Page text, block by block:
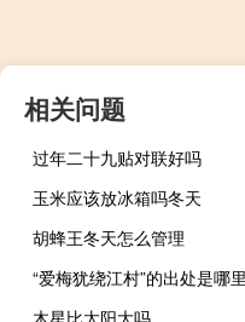
相关问题
过年二十九贴对联好吗
玉米应该放冰箱吗冬天
胡蜂王冬天怎么管理
“爱梅犹绕江村”的出处是哪里
木星比太阳大吗